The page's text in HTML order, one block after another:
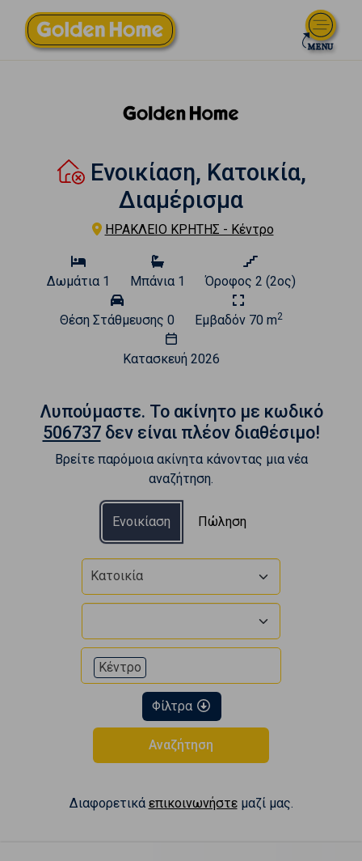
Ενοικίαση, Κατοικία,
Διαμέρισμα
ΗΡΑΚΛΕΙΟ ΚΡΗΤΗΣ - Κέντρο
Δωμάτια 1 Μπάνια 1 Όροφος 2 (2ος)
Θέση Στάθμευσης 0 Εμβαδόν 70 m2
Κατασκευή 2026
Λυπούμαστε. To ακίνητο με κωδικό
506737δεν είναι πλέον διαθέσιμο!
Βρείτε παρόμοια ακίνητα κάνοντας μια νέα
αναζήτηση.
Ενοικίαση Πώληση
Κατοικία
Κέντρο
Φίλτρα
Αναζήτηση
Διαφορετικά επικοινωνήστεμαζί μας.